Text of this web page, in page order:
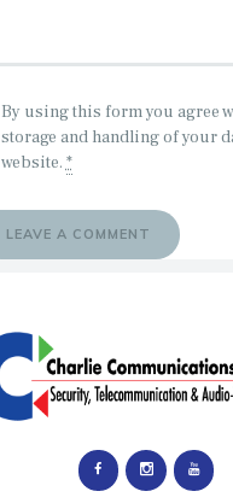
By using this form you agree
storage and handling of your
website.*